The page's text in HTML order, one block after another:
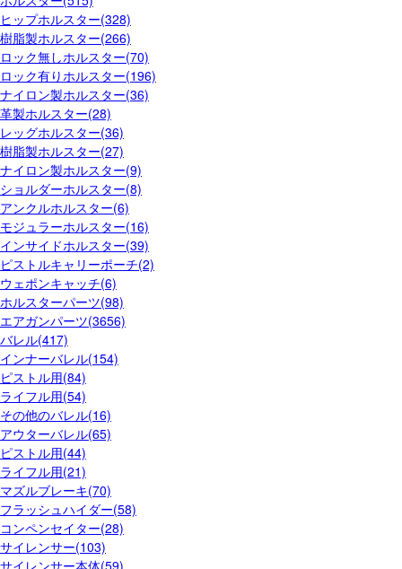
ヒップホルスター(328)
樹脂製ホルスター(266)
ロック無しホルスター(70)
ロック有りホルスター(196)
ナイロン製ホルスター(36)
革製ホルスター(28)
レッグホルスター(36)
樹脂製ホルスター(27)
ナイロン製ホルスター(9)
ショルダーホルスター(8)
アンクルホルスター(6)
モジュラーホルスター(16)
インサイドホルスター(39)
ピストルキャリーポーチ(2)
ウェポンキャッチ(6)
ホルスターパーツ(98)
エアガンパーツ(3656)
バレル(417)
インナーバレル(154)
ピストル用(84)
ライフル用(54)
その他のバレル(16)
アウターバレル(65)
ピストル用(44)
ライフル用(21)
マズルブレーキ(70)
フラッシュハイダー(58)
コンペンセイター(28)
サイレンサー(103)
サイレンサー本体(59)